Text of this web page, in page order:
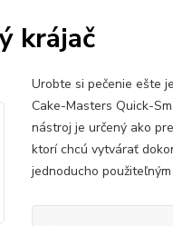
krájač
Urobte si pečenie ešte
Cake-Masters Quick-
nástroj je určený ako
ktorí chcú vytvárať
jednoducho